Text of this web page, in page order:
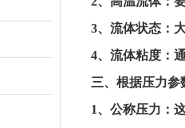
3、流体状态：
4、流体粘度：
三、根据压力参
1、公称压力：